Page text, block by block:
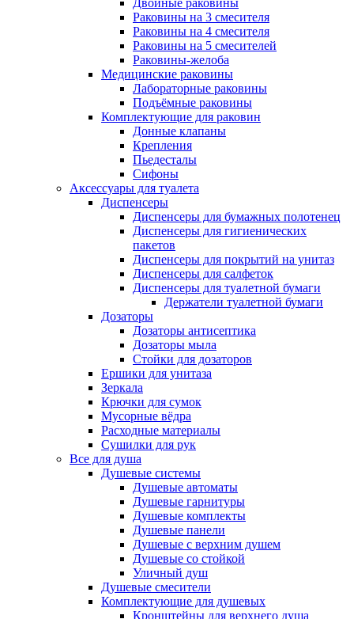
Двойные раковины
Раковины на 3 смесителя
Раковины на 4 смесителя
Раковины на 5 смесителей
Раковины-желоба
Медицинские раковины
Лабораторные раковины
Подъёмные раковины
Комплектующие для раковин
Донные клапаны
Крепления
Пьедесталы
Сифоны
Аксессуары для туалета
Диспенсеры
Диспенсеры для бумажных полотенец
Диспенсеры для гигиенических
пакетов
Диспенсеры для покрытий на унитаз
Диспенсеры для салфеток
Диспенсеры для туалетной бумаги
Держатели туалетной бумаги
Дозаторы
Дозаторы антисептика
Дозаторы мыла
Стойки для дозаторов
Ершики для унитаза
Зеркала
Крючки для сумок
Мусорные вёдра
Расходные материалы
Сушилки для рук
Все для душа
Душевые системы
Душевые автоматы
Душевые гарнитуры
Душевые комплекты
Душевые панели
Душевые с верхним душем
Душевые со стойкой
Уличный душ
Душевые смесители
Комплектующие для душевых
Кронштейны для верхнего душа